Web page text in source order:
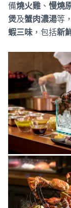
備燒火雞、 慢燒
煲及蟹肉濃湯等
蝦三味，包括新